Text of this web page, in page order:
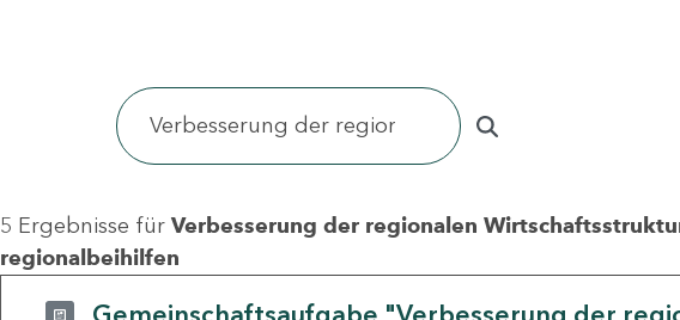
5 Ergebnisse für Verbesserung der regionalen
regionalbeihilfen